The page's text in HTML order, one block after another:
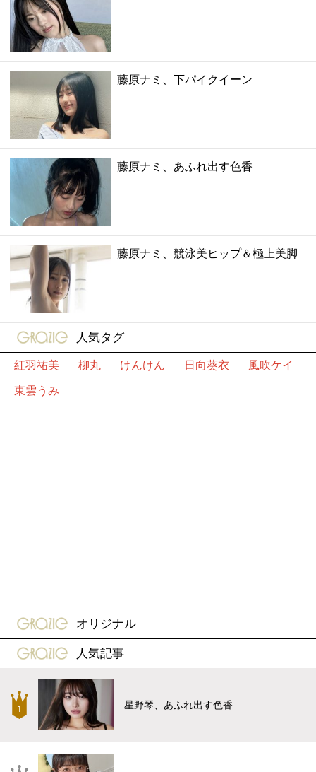
藤原ナミ、下パイクイーン
藤原ナミ、あふれ出す色香
藤原ナミ、競泳美ヒップ＆極上美脚
gravure-grazie
人気タグ
紅羽祐美
柳丸 けんけん 日向葵衣
風吹ケイ
東雲うみ
gravure-grazie
オリジナル
gravure-grazie
人気記事
星野琴、あふれ出す色香